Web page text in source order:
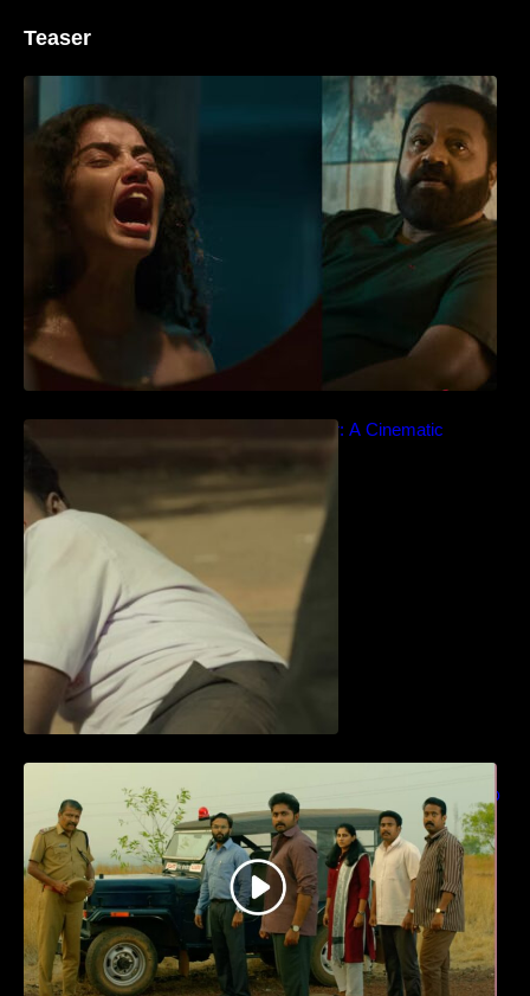
Teaser
‘ജെഎസ്‌കെ’ ടീസർ പുറത്ത്; വക്കീൽ
വേഷത്തിൽ നിറഞ്ഞാടി സുരേഷ് ഗോപി..
Idiyan Chandhu – Teaser: A Cinematic
എത്തുന്ന “പാർട്നെർസ്” പ്രേക്ഷക ശ്രദ്ധ
നേടിയ ടീസർ കാണാം..